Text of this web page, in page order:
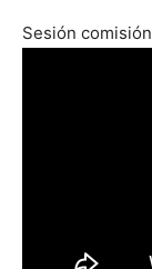
Sesión